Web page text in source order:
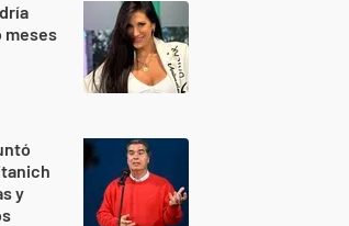
meses
y